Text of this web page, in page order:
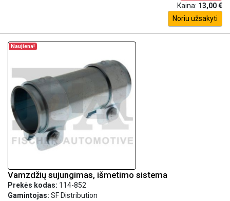
Kaina: 13,00 €
Noriu užsakyti
Naujiena!
Vamzdžių sujungimas, išmetimo sistema
Prekės kodas: 114-852
Gamintojas: SF Distribution